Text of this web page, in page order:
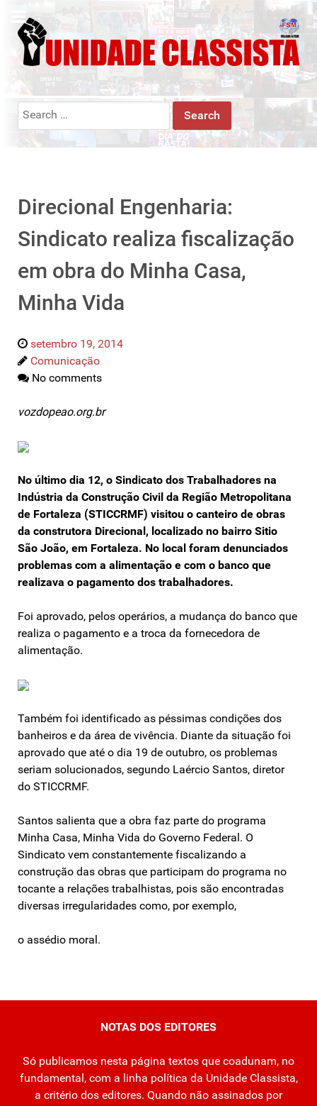
Search
Direcional Engenharia:
Sindicato realiza fiscalização
em obra do Minha Casa,
Minha Vida
setembro 19, 2014
Comunicação
No comments
vozdopeao.org.br
No último dia 12, o Sindicato dos Trabalhadores na
Indústria da Construção Civil da Região Metropolitana
de Fortaleza (STICCRMF) visitou o canteiro de obras
da construtora Direcional, localizado no bairro Sitio
São João, em Fortaleza. No local foram denunciados
problemas com a alimentação e com o banco que
realizava o pagamento dos trabalhadores.
Foi aprovado, pelos operários, a mudança do banco que
realiza o pagamento e a troca da fornecedora de
alimentação.
Também foi identificado as péssimas condições dos
banheiros e da área de vivência. Diante da situação foi
aprovado que até o dia 19 de outubro, os problemas
seriam solucionados, segundo Laércio Santos, diretor
do STICCRMF.
Santos salienta que a obra faz parte do programa
Minha Casa, Minha Vida do Governo Federal. O
Sindicato vem constantemente fiscalizando a
construção das obras que participam do programa no
tocante a relações trabalhistas, pois são encontradas
diversas irregularidades como, por exemplo,
o assédio moral.
NOTAS DOS EDITORES
Só publicamos nesta página textos que coadunam, no
fundamental, com a linha política da Unidade Classista,
a critério dos editores. Quando não assinados por